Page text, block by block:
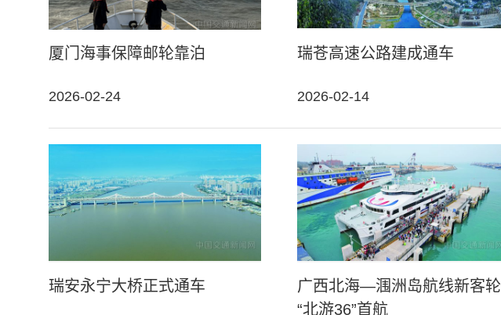
厦门海事保障邮轮靠泊
2026-02-24
瑞苍高速公路建成通车
2026-02-14
瑞安永宁大桥正式通车
广西北海—涠洲岛航线新客轮
“北游36”首航